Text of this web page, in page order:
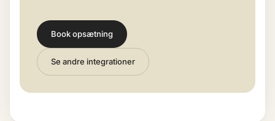
Book opsætning
Se andre integrationer